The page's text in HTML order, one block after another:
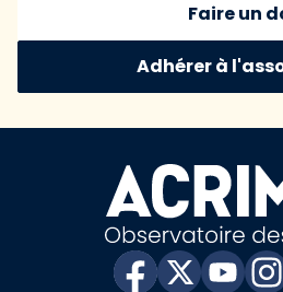
Faire un
Adhérer à